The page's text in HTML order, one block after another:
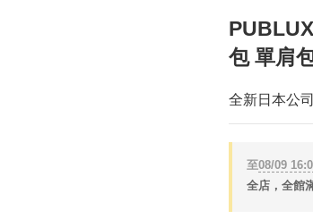
包 單肩
全新日本公司
至08/09
全店，全館